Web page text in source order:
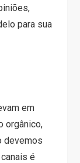
para sua
em
orgânico,
devemos
é